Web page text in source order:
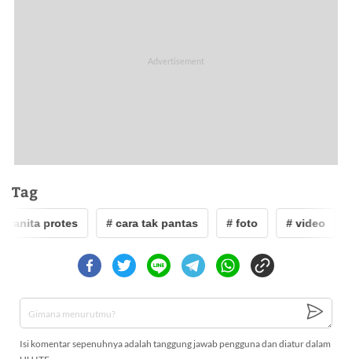
Tag
protes # cara tak pantas # foto # video
Isi komentar sepenuhnya adalah tanggung jawab pengguna dan diatur dalam